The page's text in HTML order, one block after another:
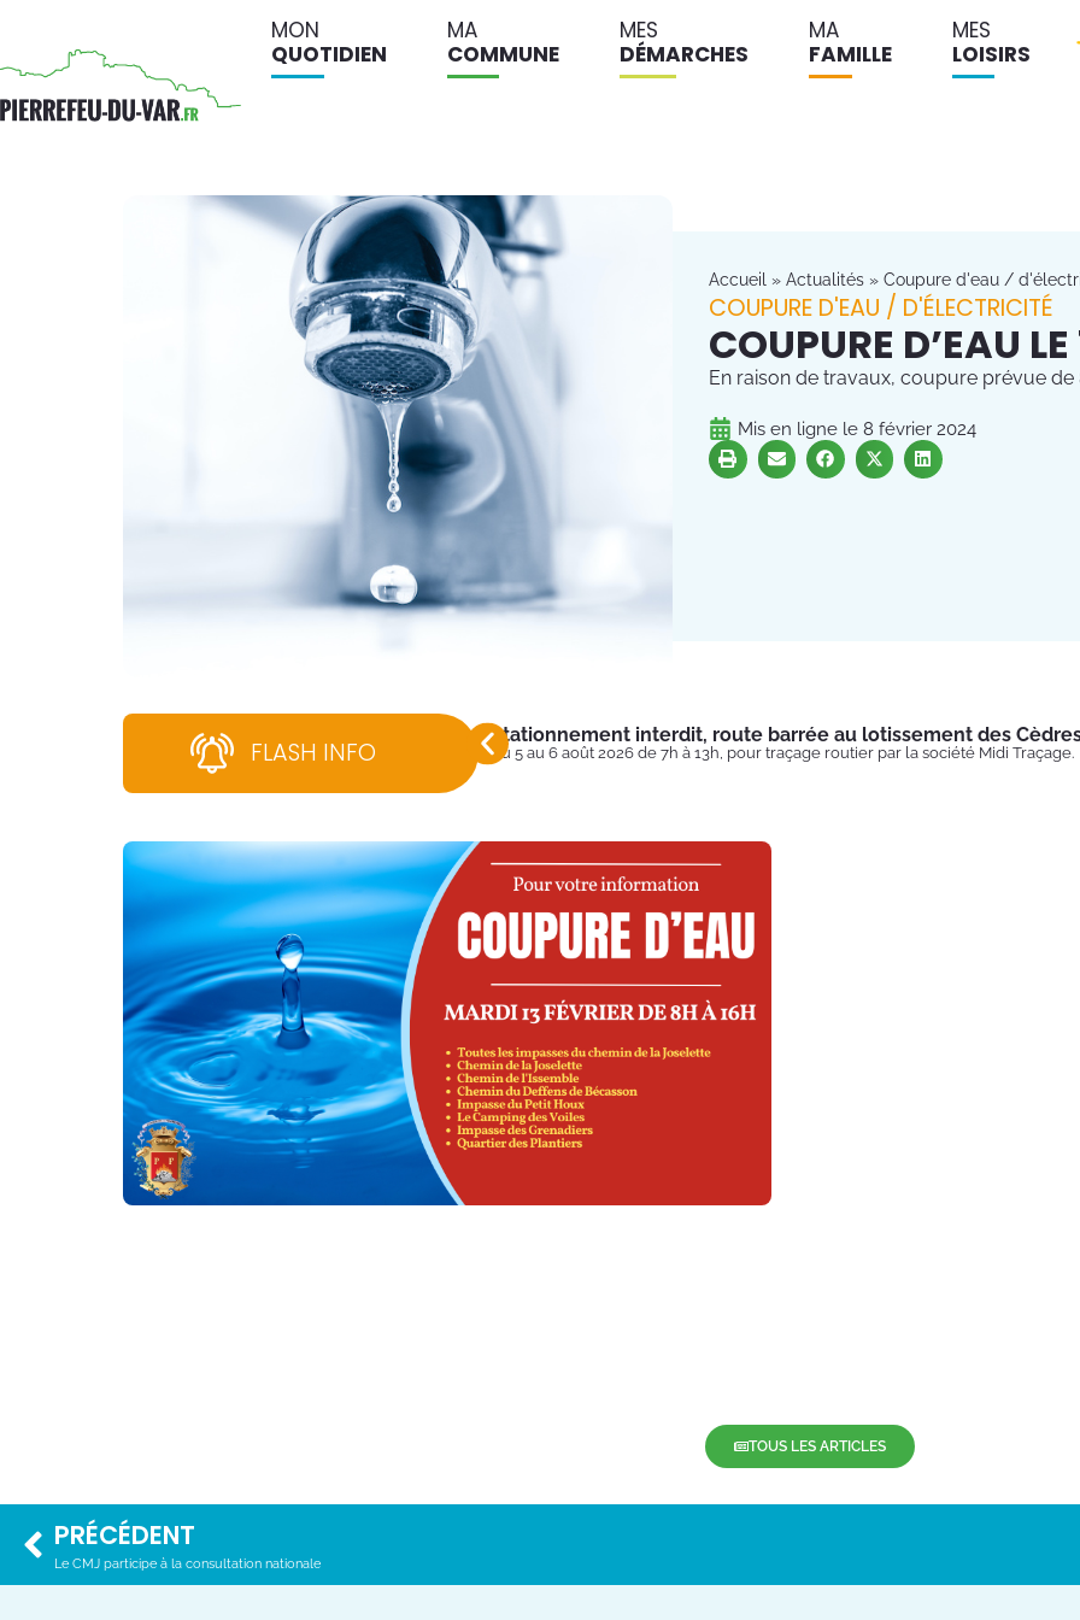
MON
QUOTIDIEN
MA
COMMUNE
MES
DÉMARCHES
MA
FAMILLE
MES
LOISIRS
Accueil » Actualités » Coupure d'eau /
COUPURE D'EAU / D'ÉLECTRICITÉ
COUPURE D’EAU
En raison de travaux, coupure prévue de
Mis en ligne le 8 février 2024
FLASH INFO
Stationnement interdit, route barrée au lotissement des
Du 5 au 6 août 2026 de 7h à 13h, pour traçage routier par la société Midi Traçage.
TOUS LES ARTICLES
PRÉCÉDENT
Le CMJ participe à la consultation nationale